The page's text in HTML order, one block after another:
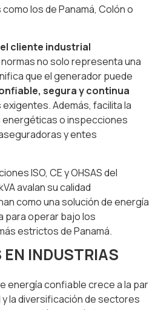
los de Panamá, Colón o
cliente industrial
no solo representa una
que el generador puede
segura y continua
Además, facilita la
o inspecciones
y entes
ISO, CE y OHSAS del
avalan su calidad
como una solución de energía
para operar bajo los
estrictos de Panamá.
INDUSTRIAS
energía confiable crece a la par
la diversificación de sectores